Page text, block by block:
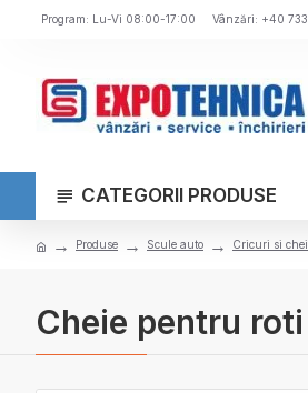
Program: Lu-Vi 08:00-17:00 Vânzări: +40
CATEGORII PRODUSE
Produse Scule auto Cricuri si
Cheie pentru